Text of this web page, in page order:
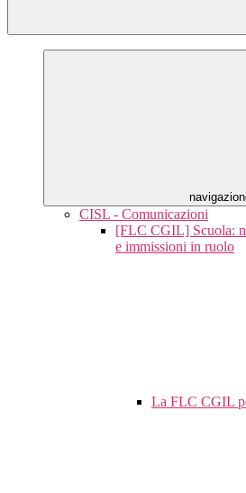
CISL - Comunicazioni
[FLC CGIL] Scuola:
e immissioni in ruolo
La FLC CGIL